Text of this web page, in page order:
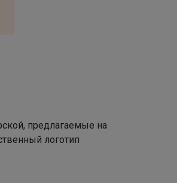
предлагаемые на
логотип